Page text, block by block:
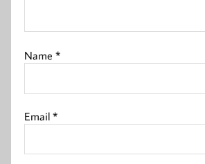
Name*
Email*